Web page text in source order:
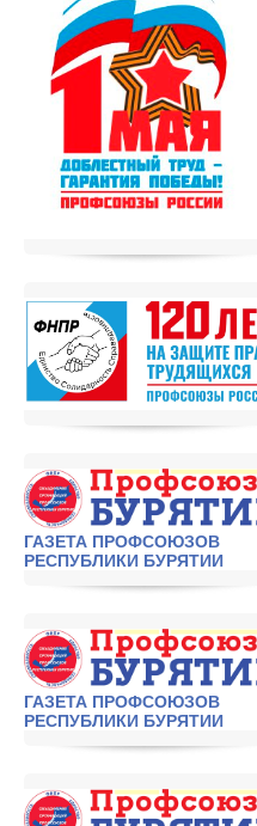
ГАЗЕТА ПРОФСОЮЗОВ
РЕСПУБЛИКИ БУРЯТИИ
ГАЗЕТА ПРОФСОЮЗОВ
РЕСПУБЛИКИ БУРЯТИИ